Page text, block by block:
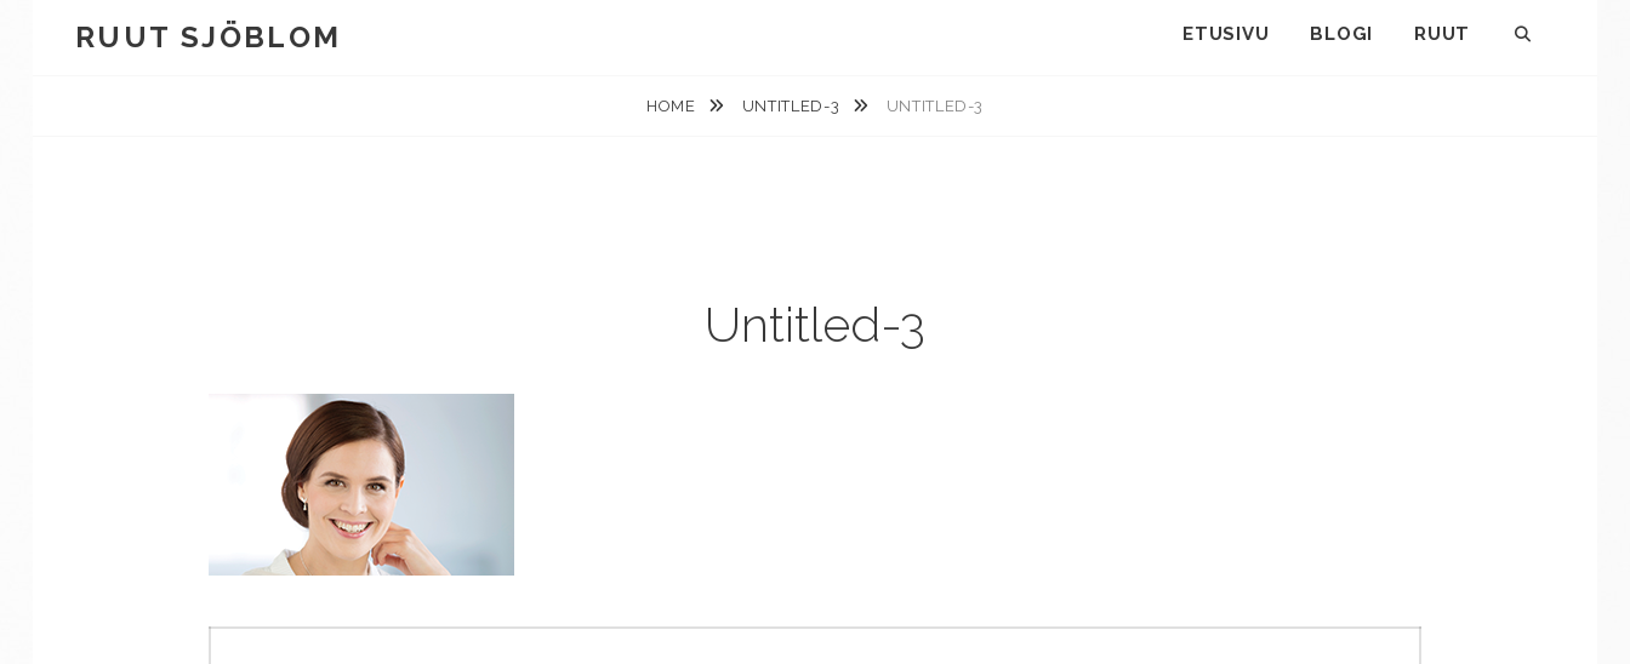
RUUT SJÖBLOM ETUSIVU BLOGI RUUT
HOME UNTITLED-3 UNTITLED-3
Untitled-3